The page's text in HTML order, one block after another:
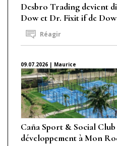
Desbro Trading devient
Dow et Dr. Fixit if de
Réagir
09.07.2026 | Maurice
Caña Sport & Social
développement à Mon